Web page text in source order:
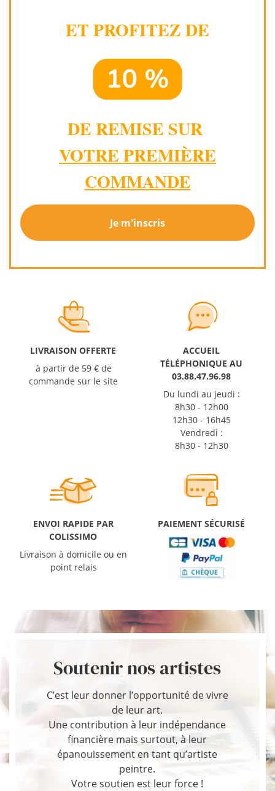
ET PROFITEZ DE
DE REMISE SUR
VOTRE PREMIÈRE
COMMANDE
Je m'inscris
LIVRAISON OFFERTE
à partir de 59 € de
commande sur le site
ACCUEIL
TÉLÉPHONIQUE AU
03.88.47.96.98
Du lundi au jeudi :
8h30 - 12h00
12h30 - 16h45
Vendredi :
8h30 - 12h30
ENVOI RAPIDE PAR
COLISSIMO
Livraison à domicile ou en
point relais
PAIEMENT SÉCURISÉ
Soutenir nos artistes
C’est leur donner l’opportunité de vivre
de leur art.
Une contribution à leur indépendance
financière mais surtout, à leur
épanouissement en tant qu’artiste
peintre.
Votre soutien est leur force !